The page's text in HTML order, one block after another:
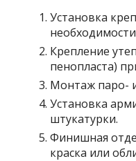
Установка
Крепление
пенопласта)
Монтаж паро-
Установка
штукатурки.
Финишная
краска или